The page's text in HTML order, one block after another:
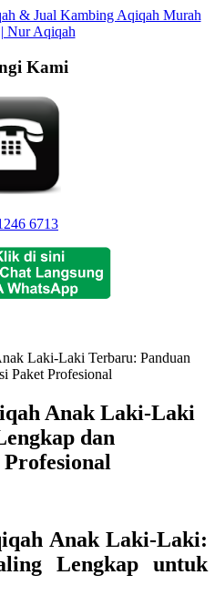
Kami
6713
Laki-Laki Terbaru: Panduan
Paket Profesional
Anak Laki-Laki
dan
Anak Laki-Laki:
Lengkap untuk